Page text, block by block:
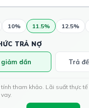
10% 11.5% 12.5%
TRẢ NỢ
giảm dần Trả
tham khảo. Lãi suất thực